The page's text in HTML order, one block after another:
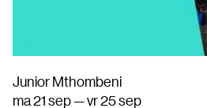
Junior Mthombeni
ma 21 sep — vr 25 sep